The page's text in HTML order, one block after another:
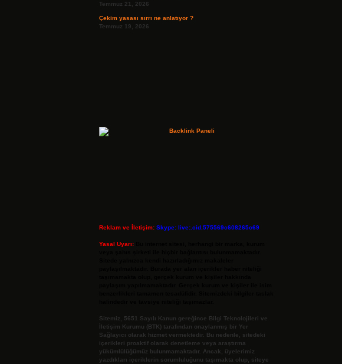
Temmuz 21, 2026
Çekim yasası sırrı ne anlatıyor ?
Temmuz 19, 2026
Reklam ve İletişim: Skype: live:.cid.575569c608265c69
Yasal Uyarı:
Sitemiz, 5651 Sayılı Kanun gereğince Bilgi Teknolojileri ve
İletişim Kurumu (BTK) tarafından onaylanmış bir Yer
Sağlayıcı olarak hizmet vermektedir. Bu nedenle, sitedeki
içerikleri proaktif olarak denetleme veya araştırma
yükümlülüğümüz bulunmamaktadır. Ancak, üyelerimiz
yazdıkları içeriklerin sorumluluğunu taşımakta olup, siteye